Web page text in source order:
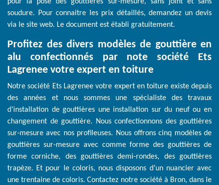
pour la pose des gouttières sur-mesure, sans joint et sans
soudure. Pour connaitre les prix détaillés, demandez un devis
via le site web. Le document est établi gratuitement.
Profitez des divers modèles de gouttière en
alu confectionnés par note société Ets
Lagrenee votre expert en toiture
Notre société Ets Lagrenee votre expert en toiture existe depuis
des années et nous sommes une spécialiste des travaux
d’installation de gouttières une installation sur du neuf ou en
changement de gouttière. Nous confectionnons des gouttières
sur-mesure avec nos profileuses. Nous offrons cinq modèles de
gouttières sur-mesure avec comme forme des gouttières de
forme corniche, des gouttières demi-rondes, des gouttières
trapèze. Et pour le coloris, nous disposons d’un nuancier avec
une trentaine de coloris. Contactez notre société à Bron, dans le